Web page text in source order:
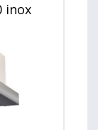
inox